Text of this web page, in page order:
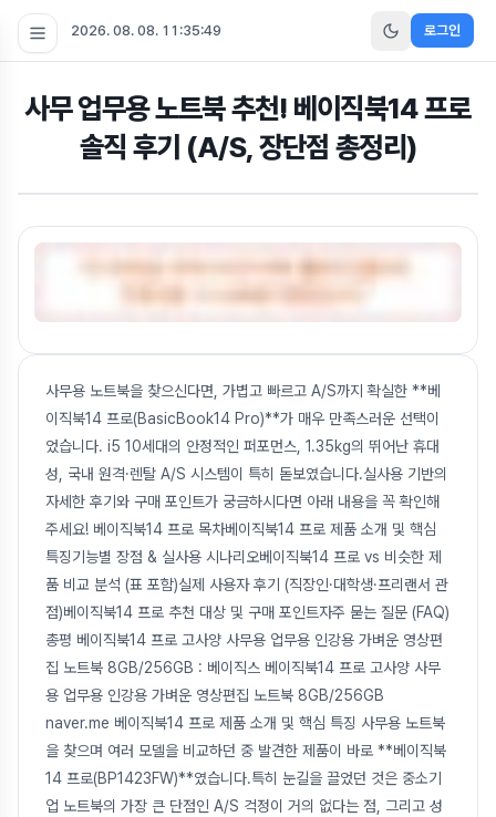
2026. 08. 08. 11:35:50 로그인
사무 업무용 노트북 추천! 베이직북14 프로
솔직 후기 (A/S, 장단점 총정리)
사무용 노트북을 찾으신다면, 가볍고 빠르고 A/S까지 확실한 **베
이직북14 프로(BasicBook14 Pro)**가 매우 만족스러운 선택이
었습니다. i5 10세대의 안정적인 퍼포먼스, 1.35kg의 뛰어난 휴대
성, 국내 원격·렌탈 A/S 시스템이 특히 돋보였습니다.실사용 기반의
자세한 후기와 구매 포인트가 궁금하시다면 아래 내용을 꼭 확인해
주세요! 베이직북14 프로 목차베이직북14 프로 제품 소개 및 핵심
특징기능별 장점 & 실사용 시나리오베이직북14 프로 vs 비슷한 제
품 비교 분석 (표 포함)실제 사용자 후기 (직장인·대학생·프리랜서 관
점)베이직북14 프로 추천 대상 및 구매 포인트자주 묻는 질문 (FAQ)
총평 베이직북14 프로 고사양 사무용 업무용 인강용 가벼운 영상편
집 노트북 8GB/256GB : 베이직스 베이직북14 프로 고사양 사무
용 업무용 인강용 가벼운 영상편집 노트북 8GB/256GB
naver.me 베이직북14 프로 제품 소개 및 핵심 특징 사무용 노트북
을 찾으며 여러 모델을 비교하던 중 발견한 제품이 바로 **베이직북
14 프로(BP1423FW)**였습니다.특히 눈길을 끌었던 것은 중소기
업 노트북의 가장 큰 단점인 A/S 걱정이 거의 없다는 점, 그리고 성